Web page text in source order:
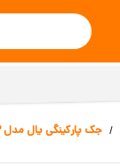
جک پارکینگی یال مدل X2 قدرت هر بازو 300 کیلوگرم